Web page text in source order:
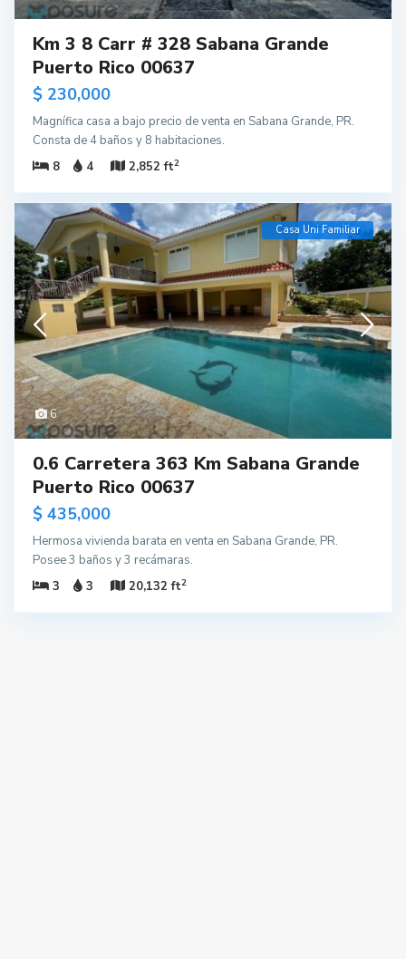
Km 3 8 Carr # 328 Sabana Grande
Puerto Rico 00637
$ 230,000
Magnífica casa a bajo precio de venta en Sabana Grande, PR.
Consta de 4 baños y 8 habitaciones.
8
4 2,852 ft2
6
Casa Uni Familiar
0.6 Carretera 363 Km Sabana Grande
Puerto Rico 00637
$ 435,000
Hermosa vivienda barata en venta en Sabana Grande, PR.
Posee 3 baños y 3 recámaras.
3
3 20,132 ft2